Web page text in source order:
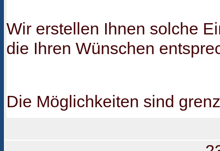
Wir erstellen Ihnen solche
die Ihren Wünschen
Die Möglichkeiten sind